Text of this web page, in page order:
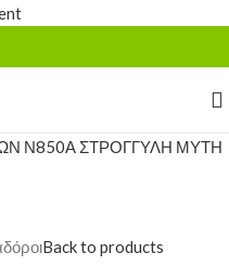
Back to products